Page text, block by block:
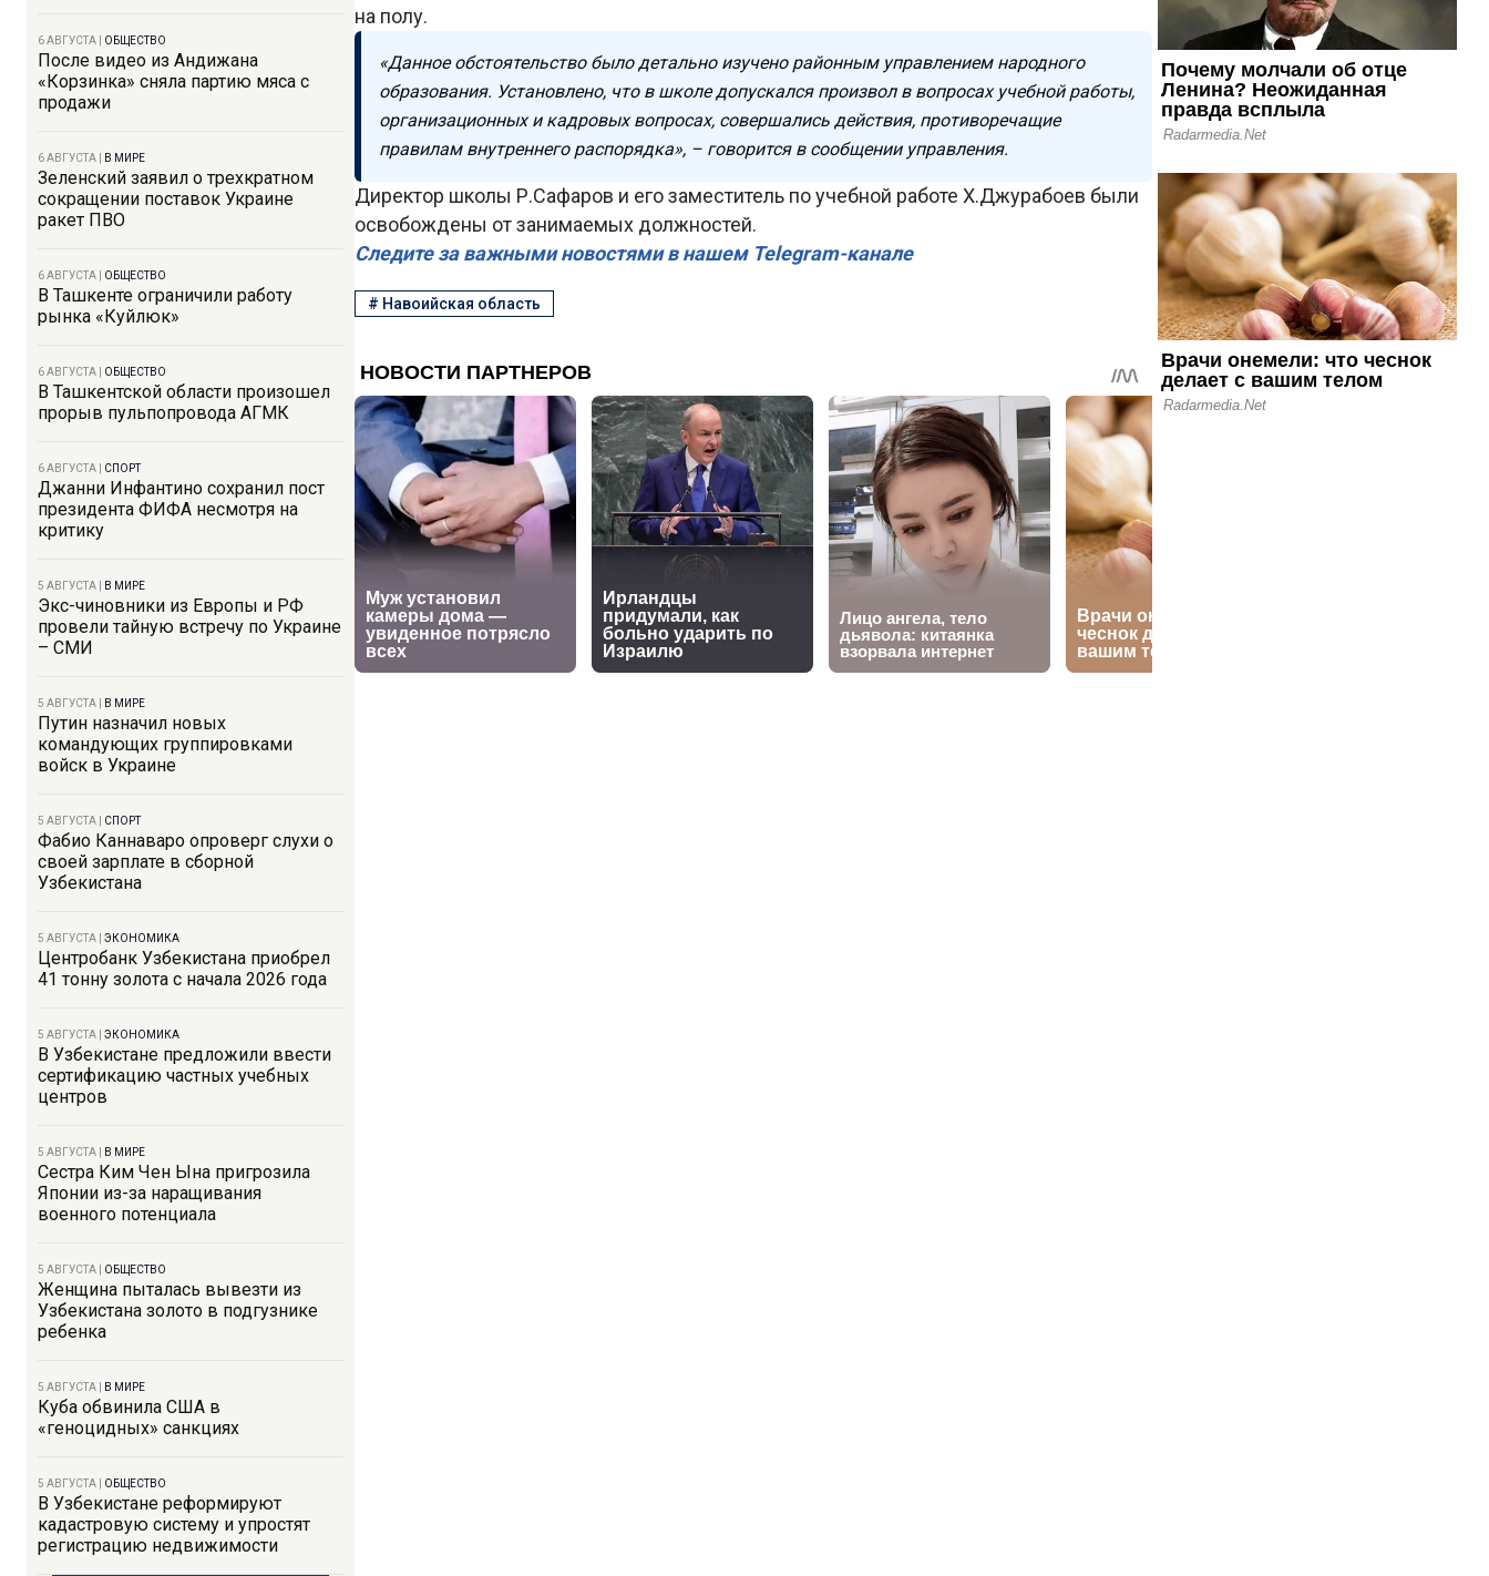
6 АВГУСТА ОБЩЕСТВО
После видео из Андижана
«Корзинка» сняла партию мяса с
продажи
6 АВГУСТА В МИРЕ
Зеленский заявил о трехкратном
сокращении поставок Украине
ракет ПВО
6 АВГУСТА ОБЩЕСТВО
В Ташкенте ограничили работу
рынка «Куйлюк»
6 АВГУСТА ОБЩЕСТВО
В Ташкентской области произошел
прорыв пульпопровода АГМК
6 АВГУСТА СПОРТ
Джанни Инфантино сохранил пост
президента ФИФА несмотря на
критику
5 АВГУСТА В МИРЕ
Экс-чиновники из Европы и РФ
провели тайную встречу по Украине
– СМИ
5 АВГУСТА В МИРЕ
Путин назначил новых
командующих группировками
войск в Украине
5 АВГУСТА СПОРТ
Фабио Каннаваро опроверг слухи о
своей зарплате в сборной
Узбекистана
5 АВГУСТА ЭКОНОМИКА
Центробанк Узбекистана приобрел
41 тонну золота с начала 2026 года
5 АВГУСТА ЭКОНОМИКА
В Узбекистане предложили ввести
сертификацию частных учебных
центров
5 АВГУСТА В МИРЕ
Сестра Ким Чен Ына пригрозила
Японии из-за наращивания
военного потенциала
5 АВГУСТА ОБЩЕСТВО
Женщина пыталась вывезти из
Узбекистана золото в подгузнике
ребенка
5 АВГУСТА В МИРЕ
Куба обвинила США в
«геноцидных» санкциях
5 АВГУСТА ОБЩЕСТВО
В Узбекистане реформируют
кадастровую систему и упростят
регистрацию недвижимости
на полу.
«Данное обстоятельство было детально изучено районным управлением народного
образования. Установлено, что в школе допускался произвол в вопросах учебной работы,
организационных и кадровых вопросах, совершались действия, противоречащие
правилам внутреннего распорядка», – говорится в сообщении управления.
Директор школы Р.Сафаров и его заместитель по учебной работе Х.Джурабоев были
освобождены от занимаемых должностей.
Следите за важными новостями в нашем Telegram-канале
# Навоийская область